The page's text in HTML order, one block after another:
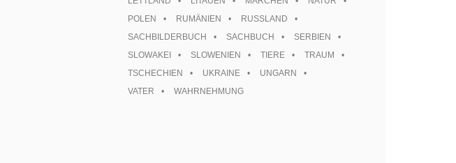
POLEN
RUMÄNIEN
RUSSLAND
SACHBILDERBUCH
SACHBUCH
SERBIEN
SLOWAKEI
SLOWENIEN TIERE
TRAUM
TSCHECHIEN
UKRAINE
UNGARN
VATER
WAHRNEHMUNG